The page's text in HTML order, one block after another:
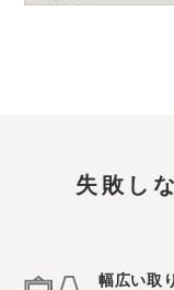
失敗し
幅広い取